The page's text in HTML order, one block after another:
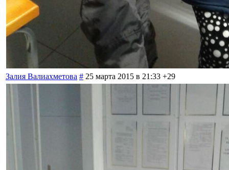
Залия Валиахметова # 25 марта 2015 в 21:33 +29